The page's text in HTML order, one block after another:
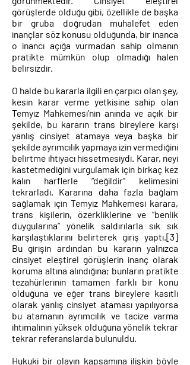
görüşlerde olduğu gibi, özellikle de başka
bir gruba doğrudan muhalefet eden
inançlar söz konusu olduğunda, bir inanca
o inancı açığa vurmadan sahip olmanın
pratikte mümkün olup olmadığı halen
belirsizdir.
O halde bu kararla ilgili en çarpıcı olan şey,
kesin karar verme yetkisine sahip olan
Temyiz Mahkemesi’nin anında ve açık bir
şekilde, bu kararın trans bireylere karşı
yanlış cinsiyet atamaya veya başka bir
şekilde ayrımcılık yapmaya izin vermediğini
belirtme ihtiyacı hissetmesiydi. Karar, neyi
kastetmediğini vurgulamak için birkaç kez
kalın harflerle “değildir” kelimesini
tekrarladı. Kararına daha fazla bağlam
sağlamak için Temyiz Mahkemesi karara,
trans kişilerin, özerkliklerine ve “benlik
duygularına” yönelik saldırılarla sık sık
karşılaştıklarını belirterek giriş yaptı.[3]
Bu girişin ardından bu kararın yalnızca
cinsiyet eleştirel görüşlerin inanç olarak
koruma altına alındığına; bunların pratikte
tezahürlerinin tamamen farklı bir konu
olduğuna ve eğer trans bireylere kasıtlı
olarak yanlış cinsiyet ataması yapılıyorsa
bu atamanın ayrımcılık ve tacize varma
ihtimalinin yüksek olduğuna yönelik tekrar
tekrar referanslarda bulunuldu.
Hukuki bir olayın kapsamına ilişkin böyle